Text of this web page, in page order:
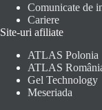
Comunicate de
Cariere
Site-uri afiliate
ATLAS Polonia
ATLAS
Gel Technology
Meseriada